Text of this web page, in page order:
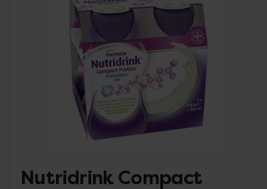
Nutridrink Compact